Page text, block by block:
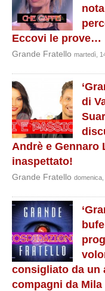
Eccovi le prove…
Grande Fratello martedì,
di
Andrè e Gennaro
inaspettato!
Grande Fratello
consigliato da un
compagni da Mila